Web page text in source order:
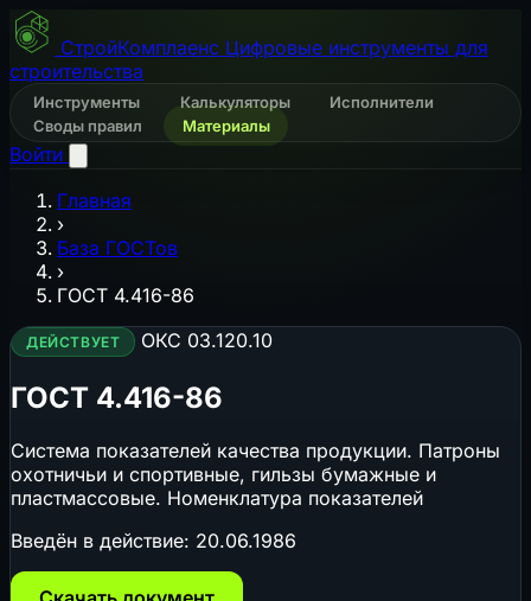
СтройКомплаенс Цифровые инструменты для
строительства
Инструменты Калькуляторы
Исполнители
Своды правил
Материалы
Войти
Главная
›
База ГОСТов
›
ГОСТ 4.416-86
ДЕЙСТВУЕТ ОКС 03.120.10
ГОСТ 4.416-86
Система показателей качества продукции. Патроны
охотничьи и спортивные, гильзы бумажные и
пластмассовые. Номенклатура показателей
Введён в действие: 20.06.1986